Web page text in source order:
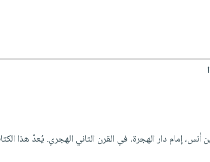
إمام دار الهجرة، في القرن الثاني الهجري. يُعدّ هذا